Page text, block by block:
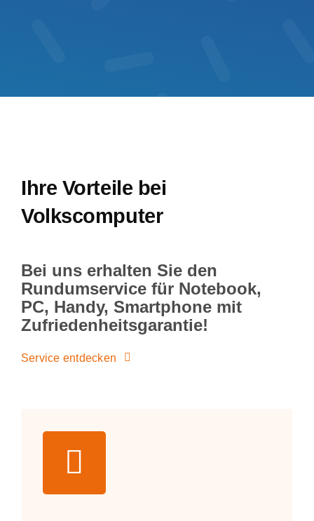
Ihre Vorteile bei
Volkscomputer
Bei uns erhalten Sie den
Rundumservice für Notebook,
PC, Handy, Smartphone mit
Zufriedenheitsgarantie!
Service entdecken